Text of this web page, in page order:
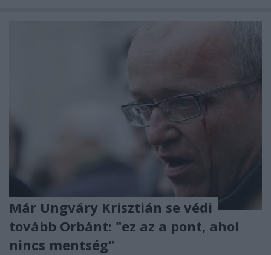
Már Ungváry Krisztián se védi
tovább Orbánt: "ez az a pont, ahol
nincs mentség"